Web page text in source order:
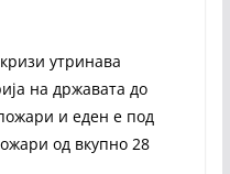
утринава
на државата до
и еден е под
од вкупно 28